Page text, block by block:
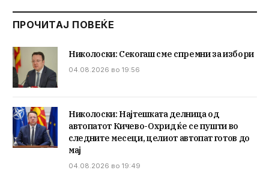
ПРОЧИТАЈ ПОВЕЌЕ
Николоски: Секогаш сме спремни за избори
04.08.2026 во 19:56
Николоски: Најтешката делница од
автопатот Кичево-Охрид ќе се пушти во
следните месеци, целиот автопат готов до
мај
04.08.2026 во 19:49